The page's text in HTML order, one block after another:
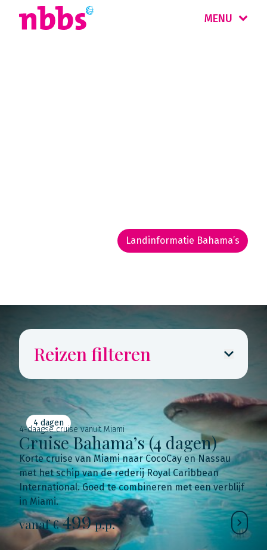
MENU
Landinformatie Bahama’s
Reizen filteren
4 dagen
4-daagse cruise vanuit Miami
Cruise Bahama’s (4 dagen)
Korte cruise van Miami naar CocoCay en Nassau
met het schip van de rederij Royal Caribbean
International. Goed te combineren met een verblijf
in Miami.
vanaf €499p.p.